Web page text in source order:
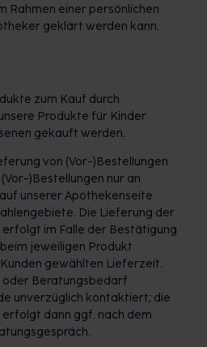
Rahmen einer persönlichen
geklärt werden kann.
zum Kauf durch
Produkte für Kinder
gekauft werden.
von (Vor-)Bestellungen
)Bestellungen nur an
unserer Apothekenseite
Die Lieferung der
im Falle der Bestätigung
jeweiligen Produkt
gewählten Lieferzeit.
Beratungsbedarf
unverzüglich kontaktiert; die
dann ggf. nach dem